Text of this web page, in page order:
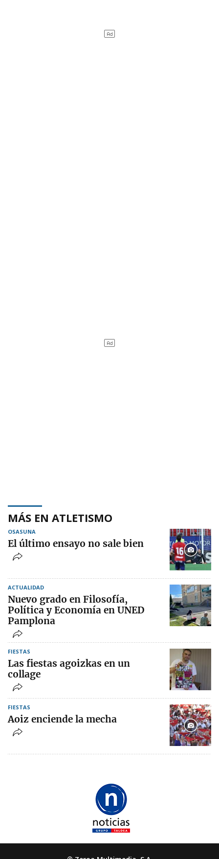
MÁS EN ATLETISMO
OSASUNA
El último ensayo no sale bien
ACTUALIDAD
Nuevo grado en Filosofía,
Política y Economía en UNED
Pamplona
FIESTAS
Las fiestas agoizkas en un
collage
FIESTAS
Aoiz enciende la mecha